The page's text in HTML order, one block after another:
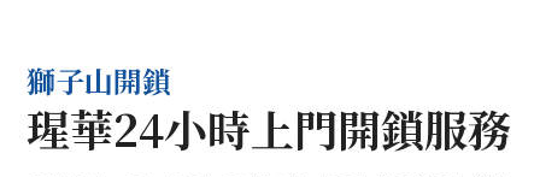
獅子山開鎖
瑆華24小時上門開鎖服務